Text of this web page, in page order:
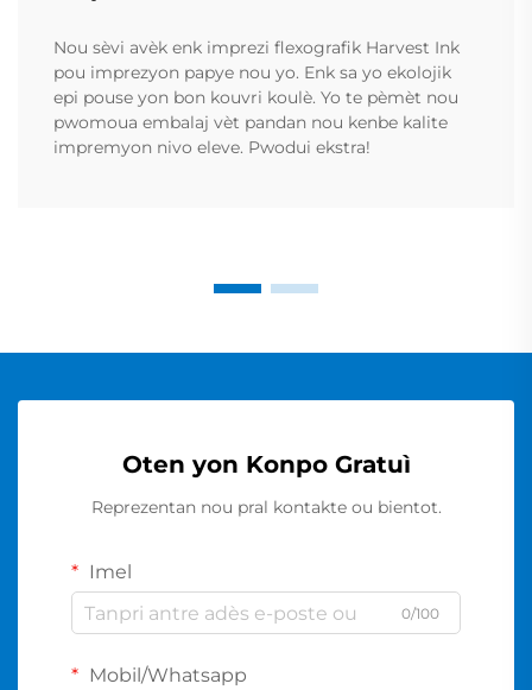
Nou sèvi avèk enk imprezi flexografik Harvest Ink
pou imprezyon papye nou yo. Enk sa yo ekolojik
epi pouse yon bon kouvri koulè. Yo te pèmèt nou
pwomoua embalaj vèt pandan nou kenbe kalite
impremyon nivo eleve. Pwodui ekstra!
Oten yon Konpo Gratuì
Reprezentan nou pral kontakte ou bientot.
Imel
0/100
Mobil/Whatsapp